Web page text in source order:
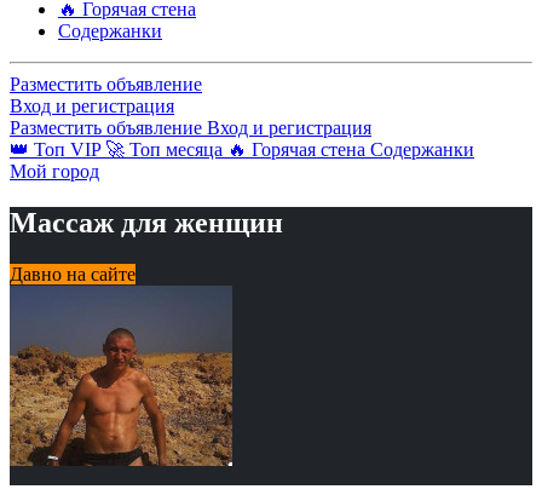
🔥 Горячая стена
Содержанки
Разместить объявление
Вход и регистрация
Разместить объявление Вход и регистрация
👑 Топ VIP 🚀 Топ месяца 🔥 Горячая стена Содержанки
Мой город
Массаж для женщин
Давно на сайте